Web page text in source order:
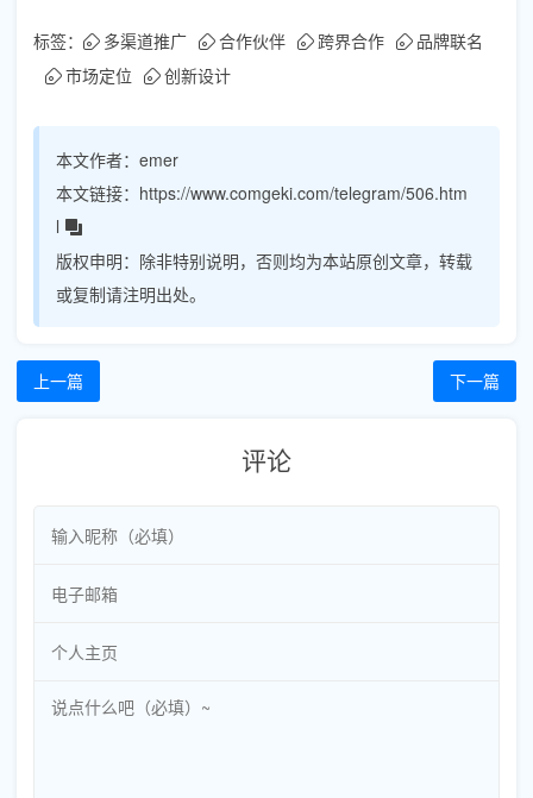
标签： 多渠道推广 合作伙伴 跨界合作
品牌联名
市场定位
创新设计
本文作者： emer
本文链接： https://www.comgeki.com/telegram/506.htm
l
版权申明： 除非特别说明，否则均为本站原创文章，转载
或复制请注明出处。
上一篇 下一篇
评论